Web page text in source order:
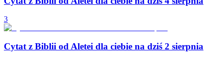
3
Cytat z Biblii od Aletei dla ciebie na dziś 2 sierpnia